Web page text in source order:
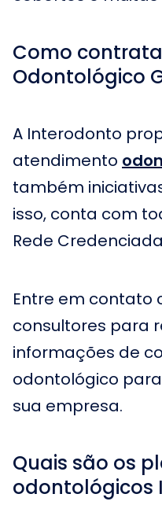
Como
Odontológico
A Interodonto
atendimento
também
isso, conta com
Rede
Entre em contato
consultores para
informações de
odontológico
sua empresa.
Quais são os
odontológicos